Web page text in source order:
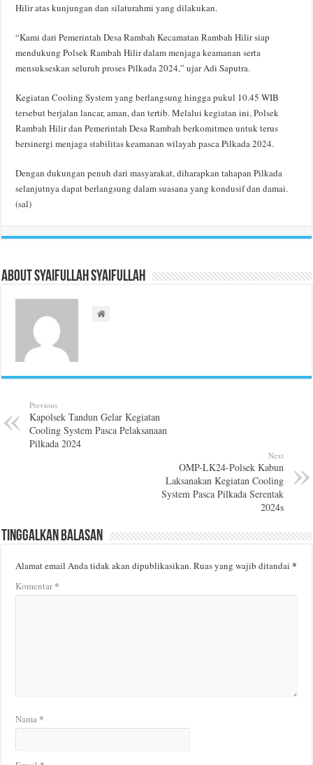
Hilir atas kunjungan dan silaturahmi yang dilakukan.
“Kami dari Pemerintah Desa Rambah Kecamatan Rambah Hilir siap
mendukung Polsek Rambah Hilir dalam menjaga keamanan serta
mensukseskan seluruh proses Pilkada 2024,” ujar Adi Saputra.
Kegiatan Cooling System yang berlangsung hingga pukul 10.45 WIB
tersebut berjalan lancar, aman, dan tertib. Melalui kegiatan ini, Polsek
Rambah Hilir dan Pemerintah Desa Rambah berkomitmen untuk terus
bersinergi menjaga stabilitas keamanan wilayah pasca Pilkada 2024.
Dengan dukungan penuh dari masyarakat, diharapkan tahapan Pilkada
selanjutnya dapat berlangsung dalam suasana yang kondusif dan damai.
(sal)
About Syaifullah Syaifullah
Previous
Kapolsek Tandun Gelar Kegiatan
Cooling System Pasca Pelaksanaan
Pilkada 2024
Next
OMP-LK24-Polsek Kabun
Laksanakan Kegiatan Cooling
System Pasca Pilkada Serentak
2024s
Tinggalkan Balasan
Alamat email Anda tidak akan dipublikasikan.Ruas yang wajib ditandai*
Komentar*
Nama *